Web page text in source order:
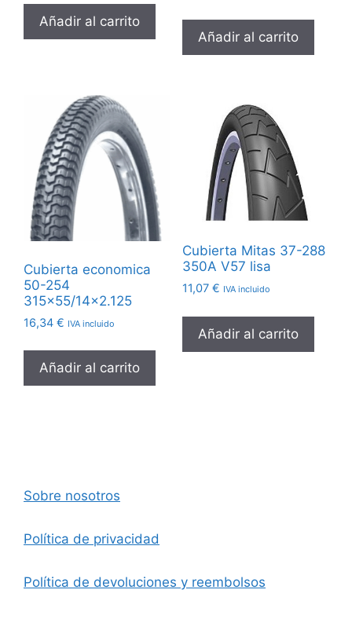
Añadir al carrito
Añadir al carrito
Cubierta economica
50-254
315×55/14×2.125
16,34 € IVA incluido
Añadir al carrito
Cubierta Mitas 37-288
350A V57 lisa
11,07 € IVA incluido
Añadir al carrito
Sobre nosotros
Política de privacidad
Política de devoluciones y reembolsos